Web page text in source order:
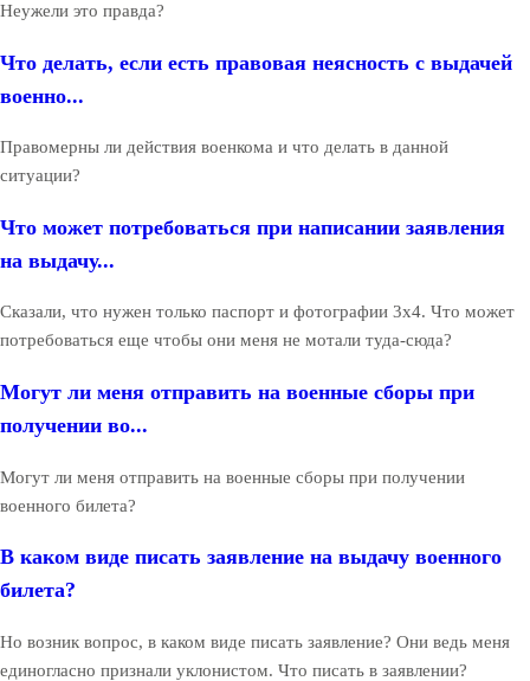
Неужели это правда?
Что делать, если есть правовая неясность с выдачей
военно...
Правомерны ли действия военкома и что делать в данной
ситуации?
Что может потребоваться при написании заявления
на выдачу...
Сказали, что нужен только паспорт и фотографии 3х4. Что может
потребоваться еще чтобы они меня не мотали туда-сюда?
Могут ли меня отправить на военные сборы при
получении во...
Могут ли меня отправить на военные сборы при получении
военного билета?
В каком виде писать заявление на выдачу военного
билета?
Но возник вопрос, в каком виде писать заявление? Они ведь меня
единогласно признали уклонистом. Что писать в заявлении?